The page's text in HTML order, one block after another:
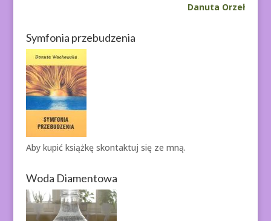
Danuta Orzeł
Symfonia przebudzenia
Aby kupić książkę skontaktuj się ze mną.
Woda Diamentowa